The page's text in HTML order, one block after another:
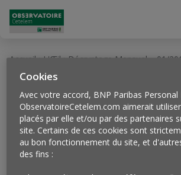
Accueil >L'Œil >Décryptage Mensuel – 01/
Décryptage
01/2019
30 jan
2019
Cookies
Avec votre accord, BNP Paribas Personal
ObservatoireCetelem.com aimerait
placés par elle et/ou par des partenaires
site. Certains de ces cookies sont
au bon fonctionnement du site, et
des fins :